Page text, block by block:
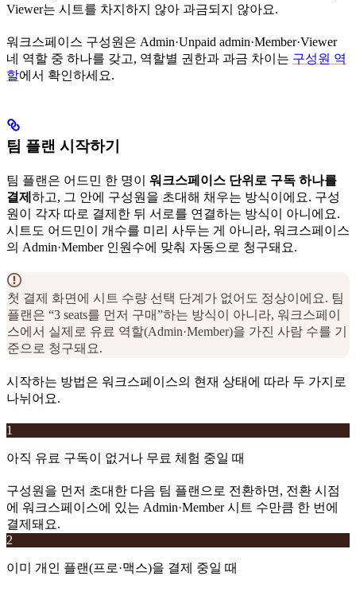
Viewer는 시트를 차지하지 않아 과금되지 않아요.
워크스페이스 구성원은 Admin·Unpaid admin·Member·Viewer
네 역할 중 하나를 갖고, 역할별 권한과 과금 차이는 구성원 역
할에서 확인하세요.
팀 플랜 시작하기
팀 플랜은 어드민 한 명이 워크스페이스 단위로 구독 하나를
결제 하고, 그 안에 구성원을 초대해 채우는 방식이에요. 구성
원이 각자 따로 결제한 뒤 서로를 연결하는 방식이 아니에요.
시트도 어드민이 개수를 미리 사두는 게 아니라, 워크스페이스
의 Admin·Member 인원수에 맞춰 자동으로 청구돼요.
첫 결제 화면에 시트 수량 선택 단계가 없어도 정상이에요. 팀
플랜은 “3 seats를 먼저 구매”하는 방식이 아니라, 워크스페이
스에서 실제로 유료 역할(Admin·Member)을 가진 사람 수를 기
준으로 청구돼요.
시작하는 방법은 워크스페이스의 현재 상태에 따라 두 가지로
나뉘어요.
1
아직 유료 구독이 없거나 무료 체험 중일 때
구성원을 먼저 초대한 다음 팀 플랜으로 전환하면, 전환 시점
에 워크스페이스에 있는 Admin·Member 시트 수만큼 한 번에
결제돼요.
2
이미 개인 플랜(프로·맥스)을 결제 중일 때